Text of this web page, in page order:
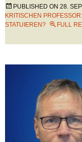
PUBLISHED ON 28.
KRITISCHEN
STATUIEREN?
FULL